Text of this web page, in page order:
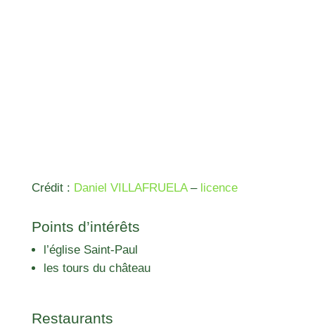
Crédit : Daniel VILLAFRUELA– licence
Points d’intérêts
l’église Saint-Paul
les tours du château
Restaurants